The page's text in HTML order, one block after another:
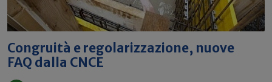
Congruità e regolarizzazione, nuove
FAQ dalla CNCE